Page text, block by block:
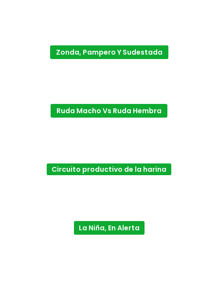
Zonda, Pampero Y Sudestada
Ruda Macho Vs Ruda Hembra
Circuito productivo de la harina
La Niña, En Alerta